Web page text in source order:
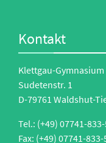
Kontakt
Klettgau-Gymnasium
Sudetenstr. 1
D-79761 Waldshut-
Tel.: (+49) 07741-833-
Fax: (+49) 07741-833-